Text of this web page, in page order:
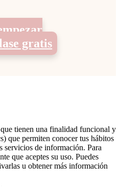
gratis
tienen una finalidad funcional y
que permiten conocer tus hábitos
servicios de información. Para
que aceptes su uso. Puedes
u obtener más información